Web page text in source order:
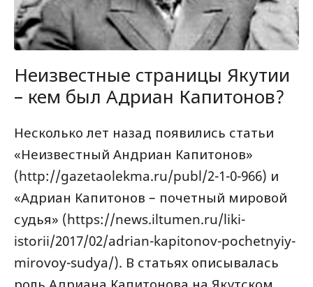
Неизвестные страницы Якутии
– кем был Адриан Капитонов?
Несколько лет назад появились статьи
«Неизвестный Андриан Капитонов»
(http://gazetaolekma.ru/publ/2-1-0-966) и
«Адриан Капитонов – почетный мировой
судья» (https://news.iltumen.ru/liki-
istorii/2017/02/adrian-kapitonov-pochetnyiy-
mirovoy-sudya/). В статьях описывалась